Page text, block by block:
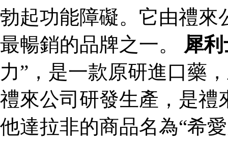
勃起功能障礙。它由禮來
最暢銷的品牌之一。 犀
力”，是一款原研進口藥
禮來公司研發生產，是禮
他達拉非的商品名為“希